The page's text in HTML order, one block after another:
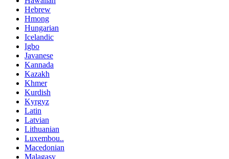
Hebrew
Hmong
Hungarian
Icelandic
Igbo
Javanese
Kannada
Kazakh
Khmer
Kurdish
Kyrgyz
Latin
Latvian
Lithuanian
Luxembou..
Macedonian
Malagasy